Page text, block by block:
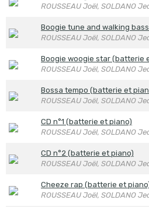
ROUSSEAU Joël, SOLDANO
Boogie tune and walking
ROUSSEAU Joël, SOLDANO
Boogie woogie star (batterie
ROUSSEAU Joël, SOLDANO
Bossa tempo (batterie et
ROUSSEAU Joël, SOLDANO
CD n°1 (batterie et piano)
ROUSSEAU Joël, SOLDANO
CD n°2 (batterie et piano)
ROUSSEAU Joël, SOLDANO
Cheeze rap (batterie et
ROUSSEAU Joël, SOLDANO